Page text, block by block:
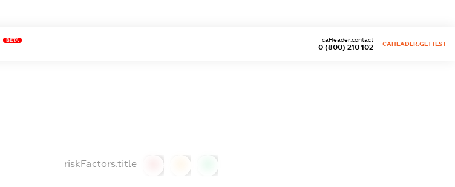
BETA
0 (800) 210 102
caHeader.contact
CAHEADER.GETTEST
riskFactors.title